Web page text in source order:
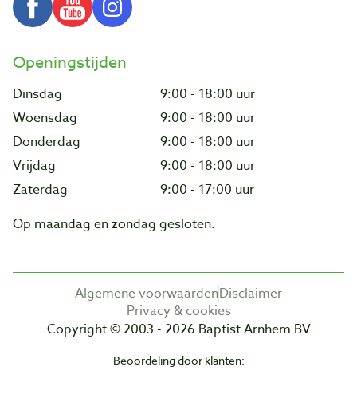
Openingstijden
Dinsdag
9:00 - 18:00 uur
Woensdag
9:00 - 18:00 uur
Donderdag
9:00 - 18:00 uur
Vrijdag
9:00 - 18:00 uur
Zaterdag
9:00 - 17:00 uur
Op maandag en zondag gesloten.
Algemene voorwaardenDisclaimer
Privacy & cookies
Copyright © 2003 - 2026 Baptist Arnhem BV
Beoordeling door klanten: